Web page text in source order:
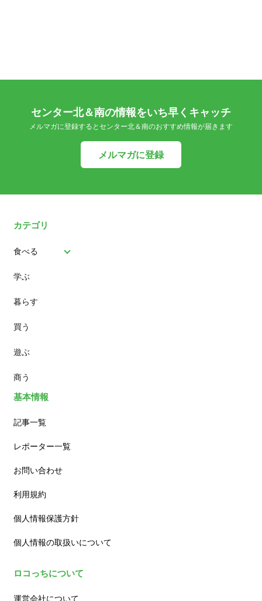
センター北＆南の情報をいち早くキャッチ
メルマガに登録するとセンター北＆南のおすすめ情報が届きます
メルマガに登録
カテゴリ
食べる
パン
スイーツ
ランチ
カフェ
学ぶ
暮らす
買う
遊ぶ
商う
基本情報
記事一覧
レポーター一覧
お問い合わせ
利用規約
個人情報保護方針
個人情報の取扱いについて
ロコっちについて
運営会社について